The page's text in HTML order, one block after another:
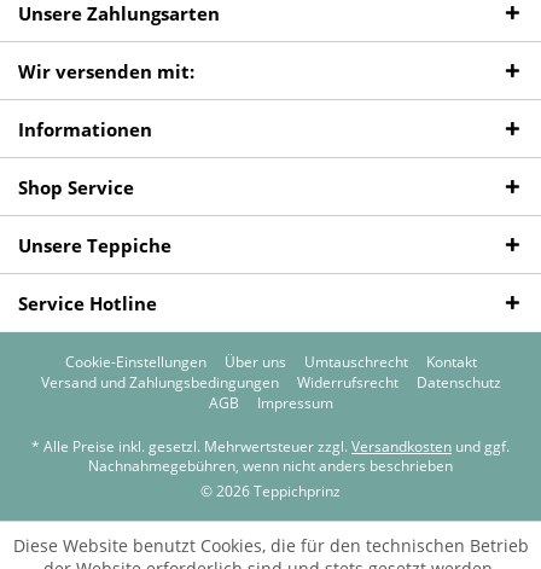
Unsere Zahlungsarten
Wir versenden mit:
Informationen
Shop Service
Unsere Teppiche
Service Hotline
Cookie-Einstellungen Über uns Umtauschrecht
Kontakt
Versand und Zahlungsbedingungen
Widerrufsrecht
Datenschutz
AGB
Impressum
* Alle Preise inkl. gesetzl. Mehrwertsteuer zzgl. Versandkosten und ggf.
Nachnahmegebühren, wenn nicht anders beschrieben
© 2026 Teppichprinz
Diese Website benutzt Cookies, die für den technischen Betrieb